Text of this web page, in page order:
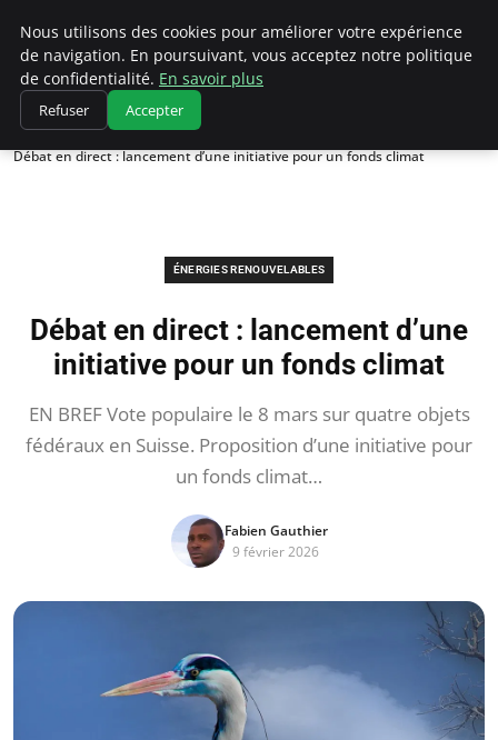
Climatedebtagents
Accueil
Énergies Renouvelables
Débat en direct : lancement d’une initiative pour un fonds climat
ÉNERGIES RENOUVELABLES
Débat en direct : lancement d’une
initiative pour un fonds climat
EN BREF Vote populaire le 8 mars sur quatre objets
fédéraux en Suisse. Proposition d’une initiative pour
un fonds climat…
Fabien Gauthier
9 février 2026
Nous utilisons des cookies pour améliorer votre expérience
de navigation. En poursuivant, vous acceptez notre politique
de confidentialité. En savoir plus
Refuser Accepter